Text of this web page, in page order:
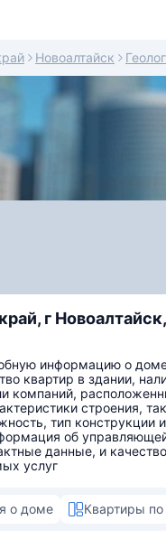
Новоалтайск
г
информацию о
квартир в здании,
компаний,
строения,
тип конструкции
об
данные, и качество
услуг
о доме Квартиры